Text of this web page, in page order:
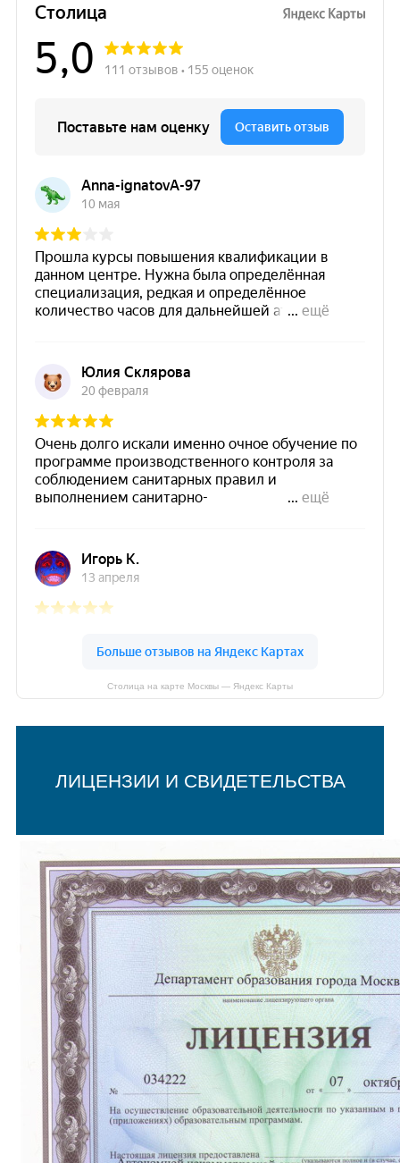
Столица на карте Москвы — Яндекс Карты
ЛИЦЕНЗИИ И СВИДЕТЕЛЬСТВА